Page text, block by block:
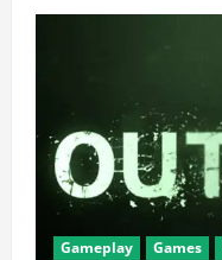
Gameplay Games